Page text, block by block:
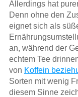
Allerdings hat
Denn ohne den
eignet sich als
an, während der
echtem Tee
von Koffein
Sorten mit wenig
diesem Sinne